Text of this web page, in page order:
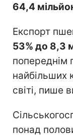
64,4
Експорт
53% до 8,3
попереднім
найбільших
світі, пише
понад